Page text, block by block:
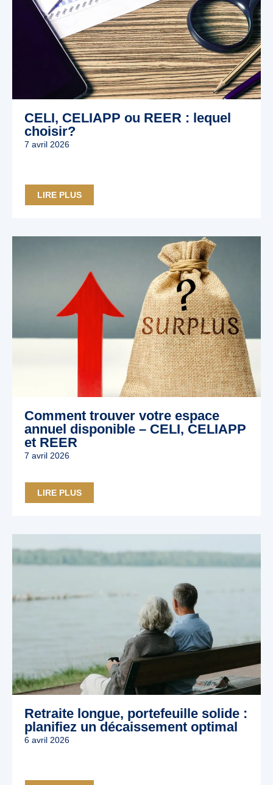
CELI, CELIAPP ou REER : lequel
choisir?
7 avril 2026
LIRE PLUS
Comment trouver votre espace
annuel disponible – CELI, CELIAPP
et REER
7 avril 2026
LIRE PLUS
Retraite longue, portefeuille solide :
planifiez un décaissement optimal
6 avril 2026